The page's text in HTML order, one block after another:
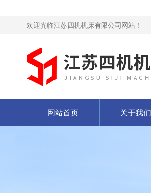
欢迎光临江苏四机机床有限公司网站！
网站首页 关于我们